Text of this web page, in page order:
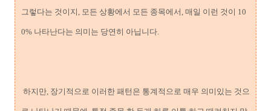
그렇다는 것이지, 모든 상황에서 모든 종목에서, 매일 이런 것이 10
0% 나타난다는 의미는 당연히 아닙니다.
하지만, 장기적으로 이러한 패턴은 통계적으로 매우 의미있는 것으